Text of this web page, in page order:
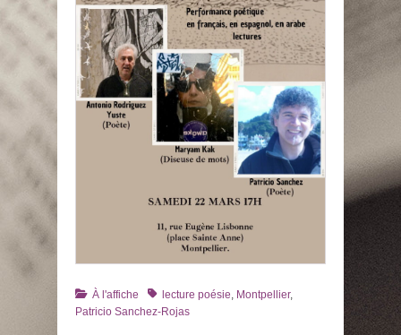
Catégories
À l'affiche Tagslecture poésie Montpellier,
Patricio Sanchez-Rojas